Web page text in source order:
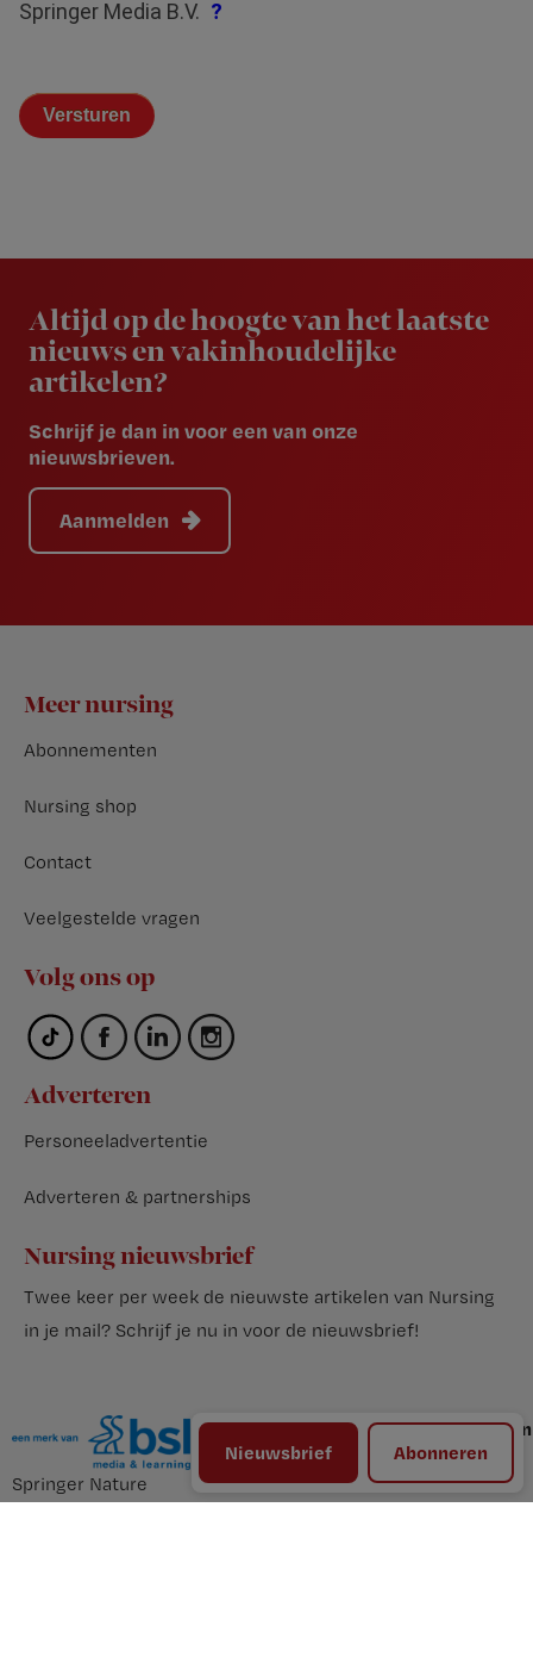
Nieuwsbrief Abonneren
Altijd op de hoogte van het laatste
nieuws en vakinhoudelijke
artikelen?
Schrijf je dan in voor een van onze
nieuwsbrieven.
Aanmelden
Footer
Meer nursing
Abonnementen
Nursing shop
Contact
Veelgestelde vragen
Volg ons op
Adverteren
Personeeladvertentie
Adverteren & partnerships
Nursing nieuwsbrief
Twee keer per week de nieuwste artikelen van Nursing
in je mail? Schrijf je nu in voor de nieuwsbrief!
© BSL Media & Learning, onderdeel van
Springer Nature